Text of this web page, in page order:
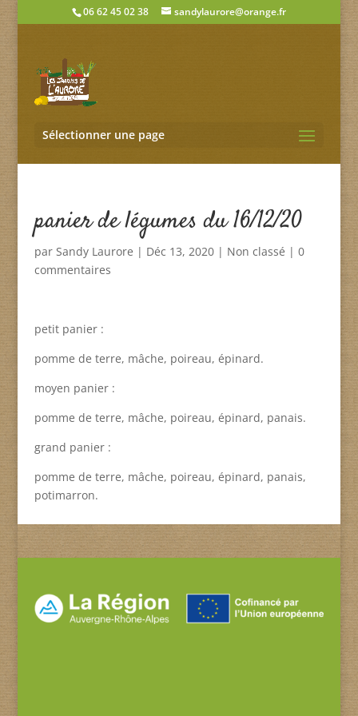
06 62 45 02 38 sandylaurore@orange.fr
Sélectionner une page
panier de légumes du 16/12/20
par Sandy Laurore | Déc 13, 2020| Non classé | 0
commentaires
petit panier :
pomme de terre, mâche, poireau, épinard.
moyen panier :
pomme de terre, mâche, poireau, épinard, panais.
grand panier :
pomme de terre, mâche, poireau, épinard, panais,
potimarron.